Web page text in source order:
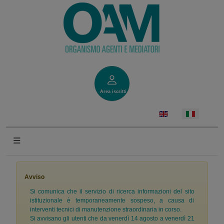
Area iscritti
Avviso
Si comunica che il servizio di ricerca informazioni del sito
istituzionale è temporaneamente sospeso, a causa di
interventi tecnici di manutenzione straordinaria in corso.
Si avvisano gli utenti che da venerdì 14 agosto a venerdì 21